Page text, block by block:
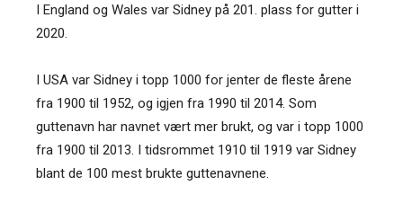
I England og Wales var Sidney på 201. plass for gutter i
2020.
I USA var Sidney i topp 1000 for jenter de fleste årene
fra 1900 til 1952, og igjen fra 1990 til 2014. Som
guttenavn har navnet vært mer brukt, og var i topp 1000
fra 1900 til 2013. I tidsrommet 1910 til 1919 var Sidney
blant de 100 mest brukte guttenavnene.